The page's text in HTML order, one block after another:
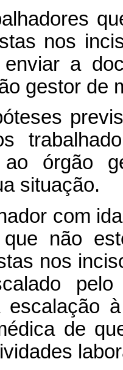
nos
a
gestor de
ao órgão
situação.
com
não
nos
escalação
de